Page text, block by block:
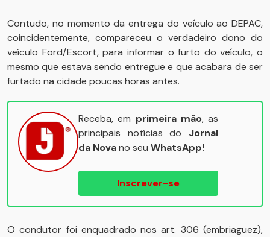
Contudo, no momento da entrega do veículo ao DEPAC,
coincidentemente, compareceu o verdadeiro dono do
veículo Ford/Escort, para informar o furto do veículo, o
mesmo que estava sendo entregue e que acabara de ser
furtado na cidade poucas horas antes.
Receba, em primeira mão, as
principais notícias do Jornal
da Novano seu WhatsApp!
Inscrever-se
O condutor foi enquadrado nos art. 306 (embriaguez),